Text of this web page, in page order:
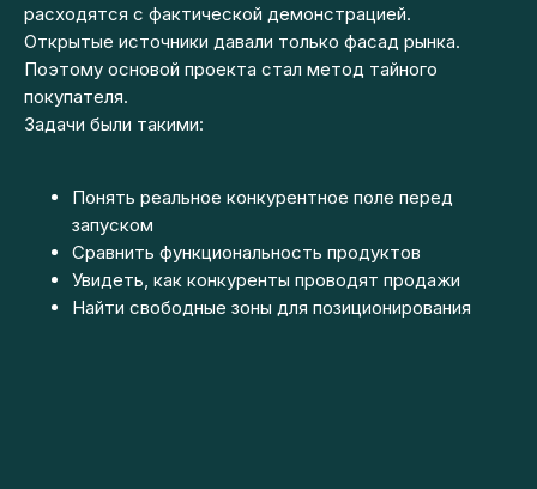
расходятся с фактической демонстрацией.
Открытые источники давали только фасад рынка.
Поэтому основой проекта стал метод тайного
покупателя.
Задачи были такими:
Понять реальное конкурентное поле перед
запуском
Сравнить функциональность продуктов
Увидеть, как конкуренты проводят продажи
Найти свободные зоны для позиционирования